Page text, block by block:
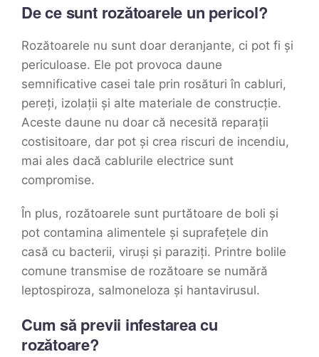
De ce sunt rozătoarele un pericol?
Rozătoarele nu sunt doar deranjante, ci pot fi și
periculoase. Ele pot provoca daune
semnificative casei tale prin rosături în cabluri,
pereți, izolații și alte materiale de construcție.
Aceste daune nu doar că necesită reparații
costisitoare, dar pot și crea riscuri de incendiu,
mai ales dacă cablurile electrice sunt
compromise.
În plus, rozătoarele sunt purtătoare de boli și
pot contamina alimentele și suprafețele din
casă cu bacterii, viruși și paraziți. Printre bolile
comune transmise de rozătoare se numără
leptospiroza, salmoneloza și hantavirusul.
Cum să previi infestarea cu
rozătoare?